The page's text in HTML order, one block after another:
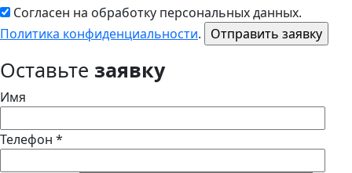
Согласен на обработку персональных данных.
Политика конфиденциальности.
Оставьте заявку
Имя
Телефон *